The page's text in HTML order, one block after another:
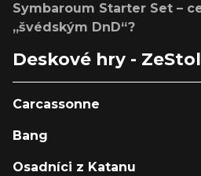
Symbaroum Starter Set –
„švédským DnD“?
Deskové hry -
Carcassonne
Bang
Osadníci z Katanu